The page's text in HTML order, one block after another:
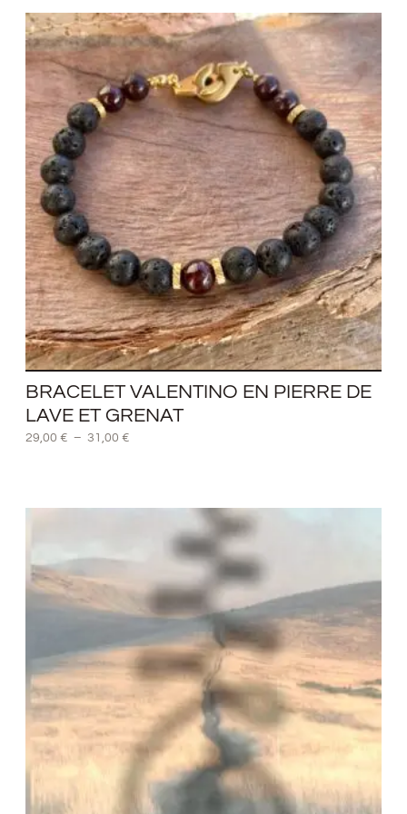
BRACELET VALENTINO EN PIERRE DE
LAVE ET GRENAT
29,00 € – 31,00 €
Plage
de
29,00 €
à
31,00 €